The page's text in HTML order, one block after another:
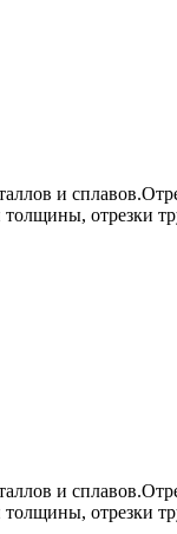
и
отрезки
и
отрезки